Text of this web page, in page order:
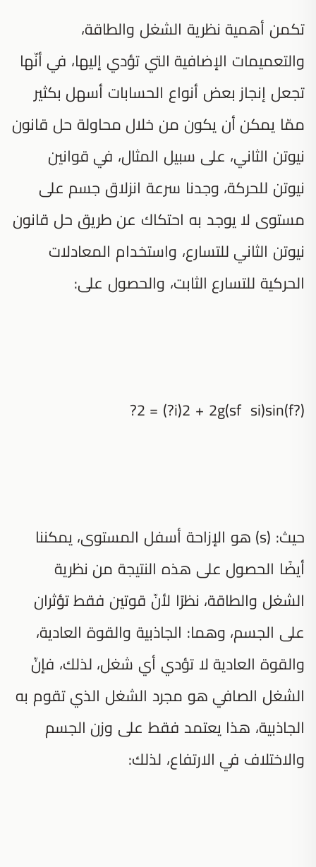
تكمن أهمية نظرية الشغل والطاقة،
والتعميمات الإضافية التي تؤدي إليها، في أنّها
تجعل إنجاز بعض أنواع الحسابات أسهل بكثير
ممّا يمكن أن يكون من خلال محاولة حل قانون
نيوتن الثاني، على سبيل المثال، في قوانين
نيوتن للحركة، وجدنا سرعة انزلاق جسم على
مستوى لا يوجد به احتكاك عن طريق حل قانون
نيوتن الثاني للتسارع، واستخدام المعادلات
الحركية للتسارع الثابت، والحصول على:
(?f)2 = (?i)2 + 2g(sf si)sin?
حيث: (s) هو الإزاحة أسفل المستوى، يمكننا
أيضًا الحصول على هذه النتيجة من نظرية
الشغل والطاقة، نظرًا لأنّ قوتين فقط تؤثران
على الجسم، وهما: الجاذبية والقوة العادية،
والقوة العادية لا تؤدي أي شغل، لذلك، فإنّ
الشغل الصافي هو مجرد الشغل الذي تقوم به
الجاذبية، هذا يعتمد فقط على وزن الجسم
والاختلاف في الارتفاع، لذلك: